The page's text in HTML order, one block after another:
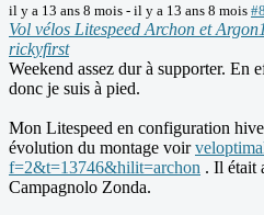
il y a 13 ans 8 mois - il y a 13 ans 8 mois
Vol vélos Litespeed Archon et
rickyfirst
Weekend assez dur à supporter. En
donc je suis à pied.
Mon Litespeed en configuration
évolution du montage voir
f=2&t=13746&hilit=archon . Il était
Campagnolo Zonda.